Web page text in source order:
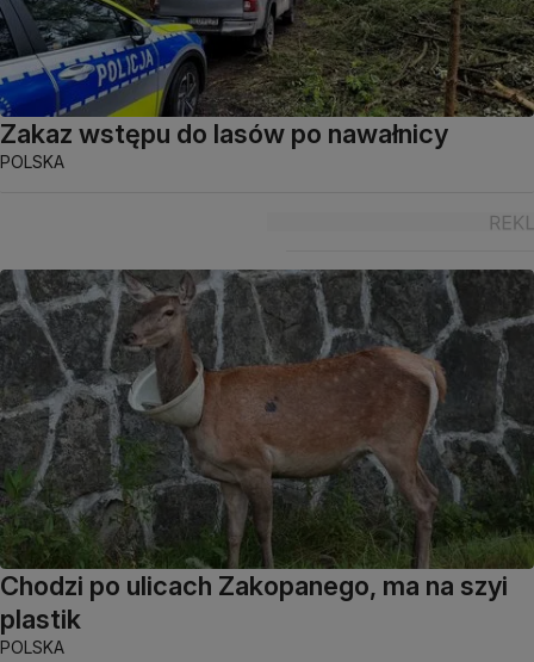
Zakaz wstępu do lasów po nawałnicy
POLSKA
Chodzi po ulicach Zakopanego, ma na szyi
plastik
POLSKA